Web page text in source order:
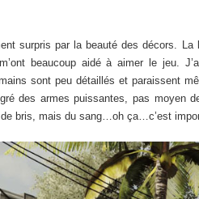
surpris par la beauté des décors.
beaucoup aidé à aimer le jeu.
sont peu détaillés et paraissent
des armes puissantes, pas moyen
bris, mais du sang…oh ça…c’est